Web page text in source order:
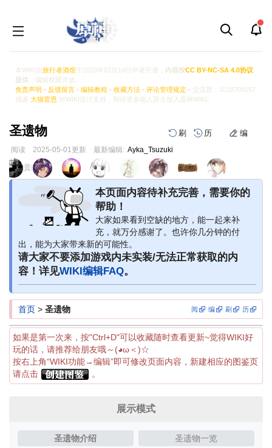
本WIKI由旅行者酒馆于2020年03月14日申请开通， 内容按CC BY-NC-SA 4.0协议
提供 ，编辑权限开放。
免责声明 • 反馈留言 • 编辑教程 • 收藏方法 • 评论管理规定 • 交流群：1018709157
感谢 大猫雷恩 对WIKI设计支持，期待更多能人异士加入原神WIKI。
圣遗物 刷 历 编
阅读 2025-05-01更新 最新编辑: Ayka_Tsuzuki
跳
到
跳
到
页面贡献者 :
本页面内容待补充完善，需要你的
帮助！
大家如果看到空缺的地方，能一起来补
充，就万分感谢了。也许你几分钟的付
出，能为大家带来新的可能性。
请大家不要添加游戏内未实装/无法正常获取的内
容！详见WIKI编辑FAQ。
阅 编 刷 历
首页 > 圣遗物
如果是第一次来，按"Ctrl+D"可以收藏随时查看更新~觉得WIKI好
玩的话，请推荐给朋友哦～(◕ω＜)☆
按右上角“WIKI功能→编辑”即可修改页面内容，新建相应的图鉴页
请点击
。
展示模式
圣遗物介绍 圣遗物一览